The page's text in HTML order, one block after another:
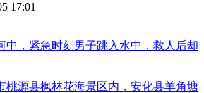
17:01
中，紧急时刻男子跳入水中，救人后却
桃源县枫林花海景区内，安化县羊角塘